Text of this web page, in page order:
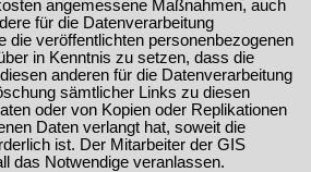
angemessene Maßnahmen, auch
für die Datenverarbeitung
die veröffentlichten personenbezogenen
in Kenntnis zu setzen, dass die
anderen für die Datenverarbeitung
sämtlicher Links zu diesen
oder von Kopien oder Replikationen
Daten verlangt hat, soweit die
ist. Der Mitarbeiter der GIS
das Notwendige veranlassen.